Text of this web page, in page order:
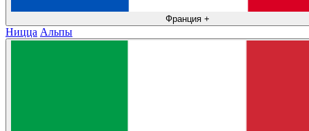
Франция +
Ницца Альпы